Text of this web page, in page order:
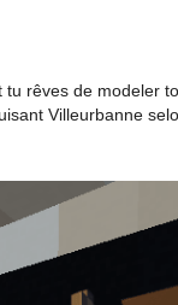
tu rêves de modeler
Villeurbanne